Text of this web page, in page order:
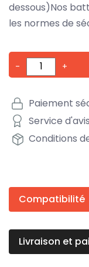
dessous)Nos
les normes de
- +
Paiement
Service
Conditions
Compatibilité
Livraison et